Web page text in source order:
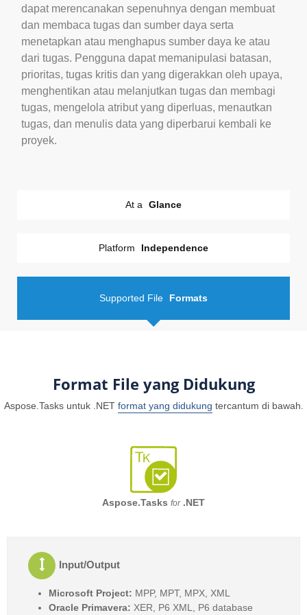
dapat merencanakan sepenuhnya dengan membuat
dan membaca tugas dan sumber daya serta
menetapkan atau menghapus sumber daya ke atau
dari tugas. Pengguna dapat memanipulasi batasan,
prioritas, tugas kritis dan yang digerakkan oleh upaya,
menghentikan atau melanjutkan tugas dan membagi
tugas, mengelola atribut yang diperluas, menautkan
tugas, dan menulis data yang diperbarui kembali ke
proyek.
At a Glance
Platform Independence
Supported File Formats
Format File yang Didukung
Aspose.Tasks untuk .NET format yang didukung tercantum di bawah.
Input/Output
Microsoft Project: MPP, MPT, MPX, XML
Oracle Primavera: XER, P6 XML, P6 database
Aspose.Tasks for.NET